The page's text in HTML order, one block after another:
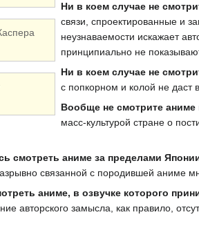
Ни в коем случае не
связи, спроектированные и
неузнаваемости искажает
принципиально не
Ни в коем случае не
с попкорном и колой не даст
Вообще не смотрите аниме
масс-культурой стране о
смотреть аниме за пределами
связанной с породившей аниме
аниме, в озвучке которого
авторского замысла, как правило,